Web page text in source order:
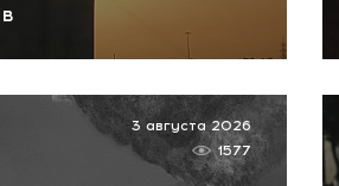
3 августа 2026
1577